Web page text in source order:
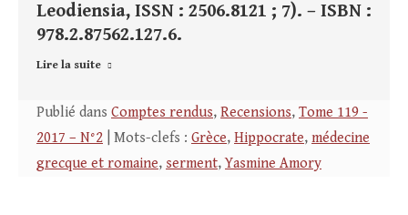
Leodiensia, ISSN : 2506.8121 ; 7). – ISBN :
978.2.87562.127.6.
Lire la suite
Publié dans Comptes rendus, Recensions, Tome 119 -
2017 – N°2 | Mots-clefs : Grèce, Hippocrate, médecine
grecque et romaine, serment,Yasmine Amory